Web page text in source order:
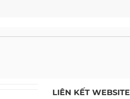
LIÊN KẾT WEBSITE